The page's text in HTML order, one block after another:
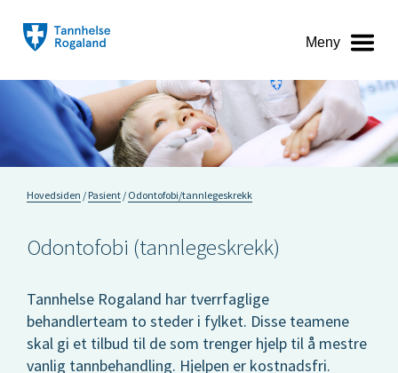
Meny
Hovedsiden Pasient Odontofobi/tannlegeskrekk
Odontofobi (tannlegeskrekk)
Tannhelse Rogaland har tverrfaglige
behandlerteam to steder i fylket. Disse teamene
skal gi et tilbud til de som trenger hjelp til å mestre
vanlig tannbehandling. Hjelpen er kostnadsfri.